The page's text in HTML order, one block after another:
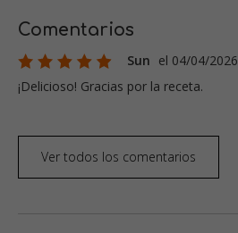
Comentarios
Sun el 04/04/2026
¡Delicioso! Gracias por la receta.
Ver todos los comentarios